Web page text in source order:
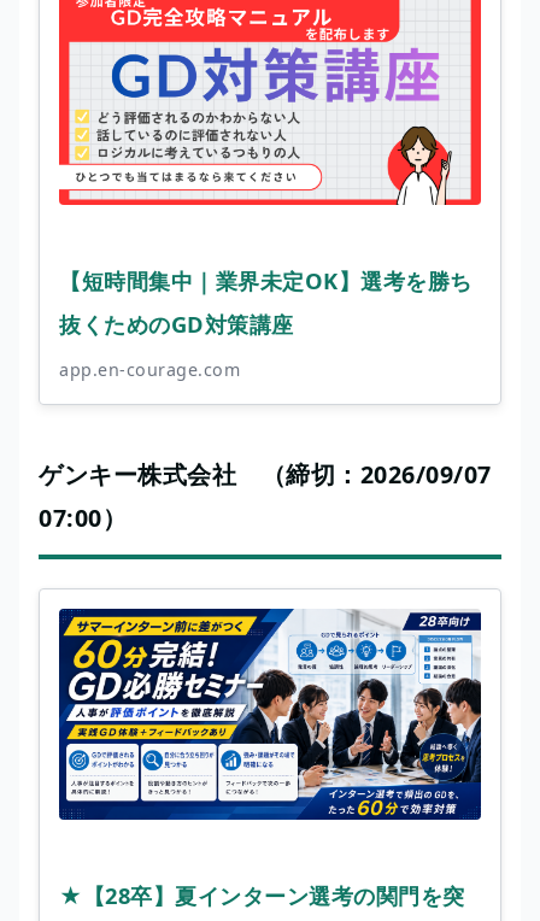
【短時間集中｜業界未定OK】選考を勝ち
抜くためのGD対策講座
app.en-courage.com
ゲンキー株式会社 （締切：2026/09/07
07:00）
★【28卒】夏インターン選考の関門を突